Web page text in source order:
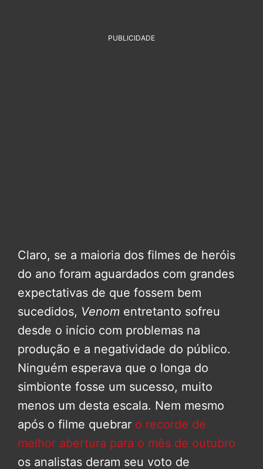
PUBLICIDADE
Claro, se a maioria dos filmes de heróis
do ano foram aguardados com grandes
expectativas de que fossem bem
sucedidos, Venom entretanto sofreu
desde o início com problemas na
produção e a negatividade do público.
Ninguém esperava que o longa do
simbionte fosse um sucesso, muito
menos um desta escala. Nem mesmo
após o filme quebrar o recorde de
melhor abertura para o mês de outubro
os analistas deram seu voto de